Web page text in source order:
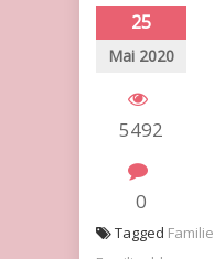
25
Mai 2020
5492
0
Tagged Familie